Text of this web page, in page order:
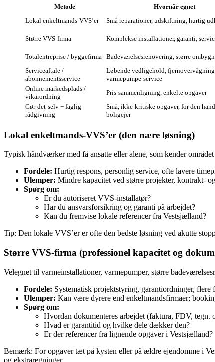
Metode Hvornår egnet
Lokal enkeltmands‑VVS’er
Små reparationer, udskiftning, hurtig
Større VVS‑firma
Komplekse installationer, garanti,
Totalentreprise / byggefirma Badeværelsesrenovering, større
Serviceaftale /
abonnementsservice
Løbende vedligehold, fjernovervågning,
varmepumpe‑service
Online markedsplads /
vikarordning
Pris‑sammenligning, enkelte opgaver
Gør‑det‑selv + faglig
rådgivning
Små, ikke‑kritiske opgaver, for den
boligejer
Lokal enkeltmands‑VVS’er (den nære løsning)
Typisk håndværker med få ansatte eller alene, som kender
Fordele: Hurtig respons, personlig service, ofte lavere
Ulemper: Mindre kapacitet ved større projekter, kontrakt‑
Spørg om:
Er du autoriseret VVS‑installatør?
Har du ansvarsforsikring og garanti på arbejdet?
Kan du fremvise lokale referencer fra Vestsjælland?
Tip: Den lokale VVS’er er ofte den bedste løsning ved akutte
Større VVS‑firma (professionel kapacitet og
Velegnet til varmeinstallationer, varmepumper, større
Fordele: Systematisk projektstyring, garantiordninger, flere
Ulemper: Kan være dyrere end enkeltmandsfirmaer;
Spørg om:
Hvordan dokumenteres arbejdet (faktura, FDV, tegn.
Hvad er garantitid og hvilke dele dækker den?
Er der referencer fra lignende opgaver i Vestsjælland?
Bemærk: For opgaver tæt på kysten eller på ældre ejendomme i
og ekstraregninger.